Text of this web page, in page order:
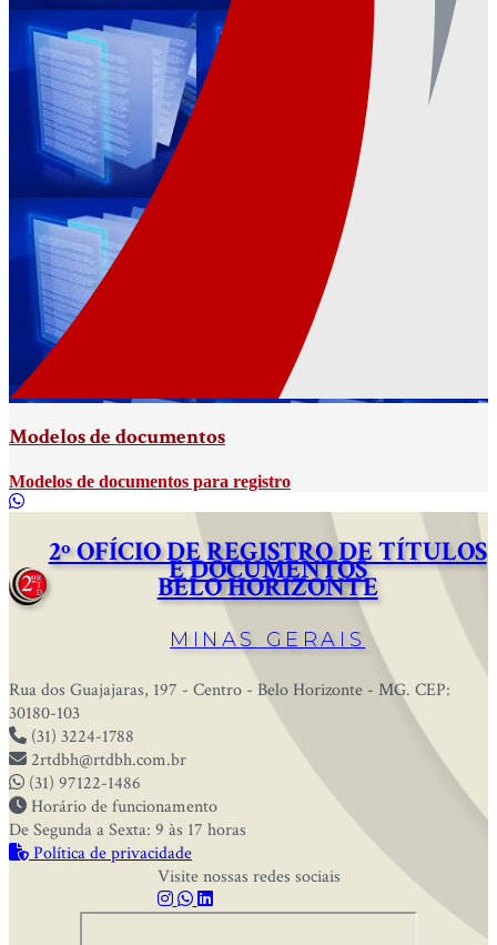
Modelos de documentos
Modelos de documentos para registro
2º OFÍCIO DE REGISTRO DE TÍTULOS
E DOCUMENTOS
BELO HORIZONTE
MINAS GERAIS
Rua dos Guajajaras, 197 - Centro - Belo Horizonte - MG. CEP:
30180-103
(31) 3224-1788
2rtdbh@rtdbh.com.br
(31) 97122-1486
Horário de funcionamento
De Segunda a Sexta: 9 às 17 horas
Política de privacidade
Visite nossas redes sociais